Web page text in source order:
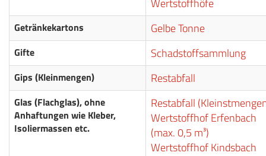
Wertstoffhöfe
Getränkekartons Gelbe Tonne
Gifte Schadstoffsammlung
Gips (Kleinmengen) Restabfall
Glas (Flachglas), ohne
Anhaftungen wie Kleber,
Isoliermassen etc.
Restabfall
Wertstoffhof Erfenbach
(max. 0,5 m³)
Wertstoffhof Kindsbach